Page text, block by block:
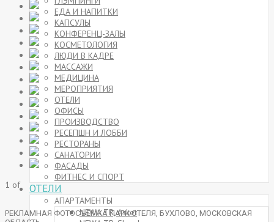
ЕДА И НАПИТКИ
КАПСУЛЫ
КОНФЕРЕНЦ-ЗАЛЫ
КОСМЕТОЛОГИЯ
ЛЮДИ В КАДРЕ
МАССАЖИ
МЕДИЦИНА
МЕРОПРИЯТИЯ
ОТЕЛИ
ОФИСЫ
ПРОИЗВОДСТВО
РЕСЕПШН И ЛОББИ
РЕСТОРАНЫ
САНАТОРИИ
ФАСАДЫ
ФИТНЕС И СПОРТ
ОТЕЛИ
АПАРТАМЕНТЫ
NEWA TR, Asket
1 of
РЕКЛАМНАЯ ФОТОСЪЕМКА ПАРК ОТЕЛЯ, БУХЛОВО, МОСКОВСКАЯ